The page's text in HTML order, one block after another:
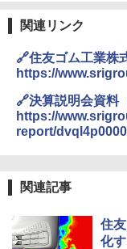
関連リンク
🔗住友ゴム工業株
https://
🔗決算説明会資料
https://
report/
関連記事
住
化